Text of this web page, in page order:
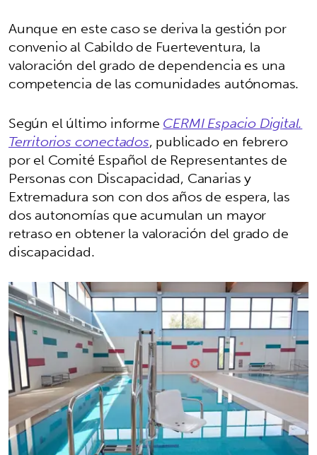
Aunque en este caso se deriva la gestión por
convenio al Cabildo de Fuerteventura, la
valoración del grado de dependencia es una
competencia de las comunidades autónomas.
Según el último informeCERMI Espacio Digital.
Territorios conectados, publicado en febrero
por el Comité Español de Representantes de
Personas con Discapacidad, Canarias y
Extremadura son con dos años de espera, las
dos autonomías que acumulan un mayor
retraso en obtener la valoración del grado de
discapacidad.